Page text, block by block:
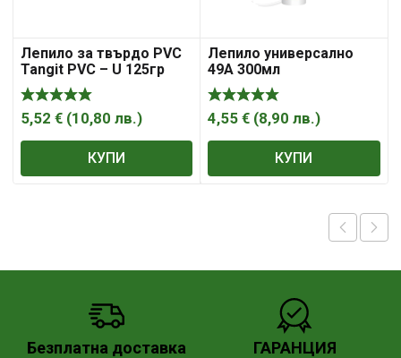
Лепило за твърдо PVC
Tangit PVC – U 125гр
5,52 € (10,80 лв.)
КУПИ
Лепило универсално
49А 300мл
4,55€ (8,90лв.)
КУПИ
Безплатна доставка ГАРАНЦИЯ